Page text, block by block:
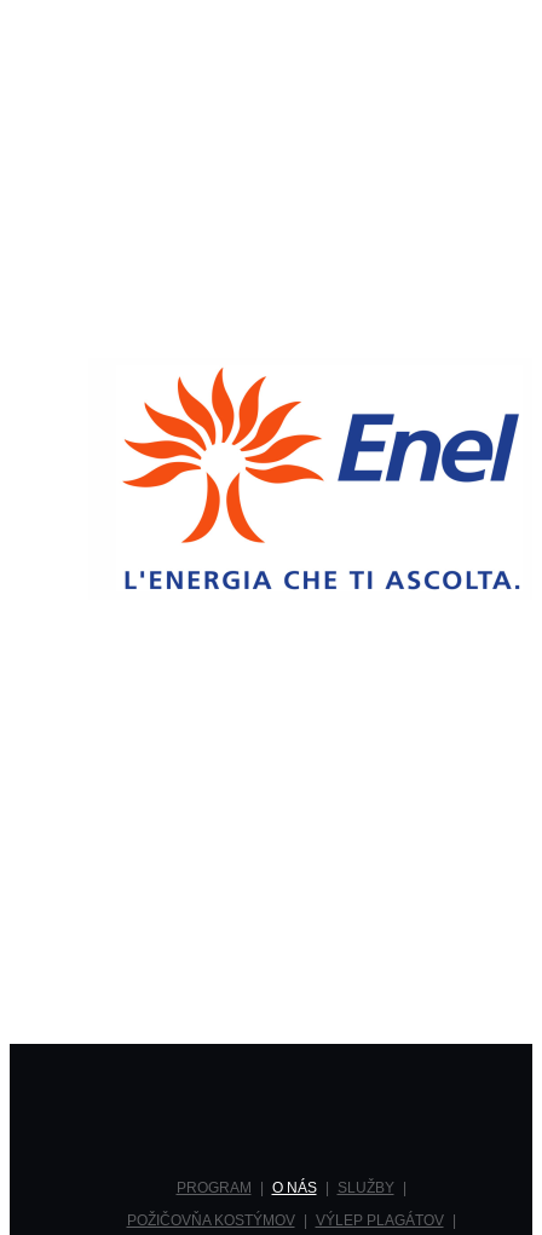
PROGRAM O NÁS
SLUŽBY
POŽIČOVŇA KOSTÝMOV
VÝLEP PLAGÁTOV